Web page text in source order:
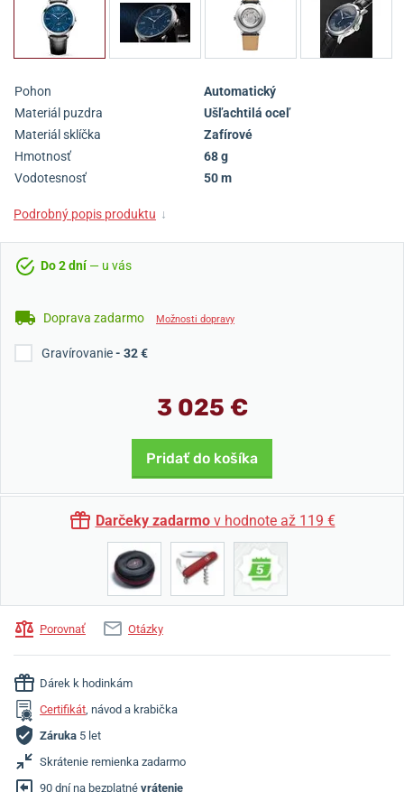
Pohon
Automatický
Materiál puzdra
Ušľachtilá oceľ
Materiál sklíčka
Zafírové
Hmotnosť
68 g
Vodotesnosť
50 m
Podrobný popis produktu ↓
Do 2 dní— u vás
Doprava zadarmo Možnosti dopravy
Gravírovanie- 32 €
3 025 €
Pridať do košíka
Darčeky zadarmov hodnote až 119 €
Porovnať Otázky
Dárek k hodinkám
Certifikát, návod a krabička
Záruka 5 let
Skrátenie remienka zadarmo
90 dní na bezplatné vrátenie